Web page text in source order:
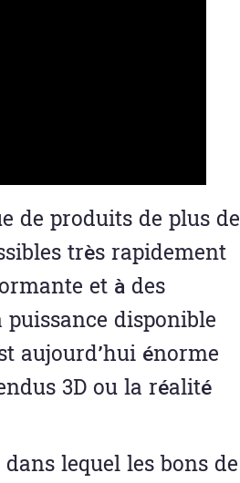
de produits de plus de
très rapidement
et à des
disponible
aujourd’hui énorme
3D ou la réalité
lequel les bons de